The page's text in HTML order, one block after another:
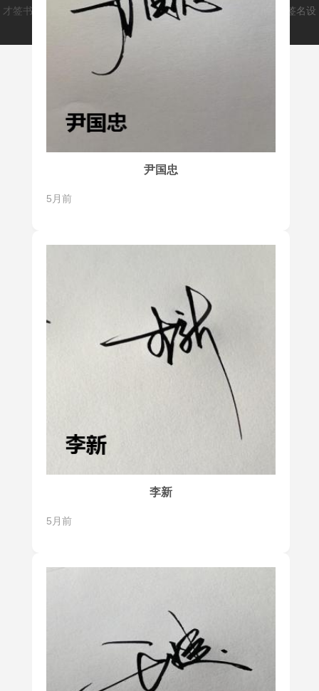
尹国忠
5月前
李新
5月前
才签书画类文创平台(caiqm.cn) 爱手写(aishouxie.cn)
致力于打造签名设
计师和用户之间的桥梁，解决大家的签名问题。